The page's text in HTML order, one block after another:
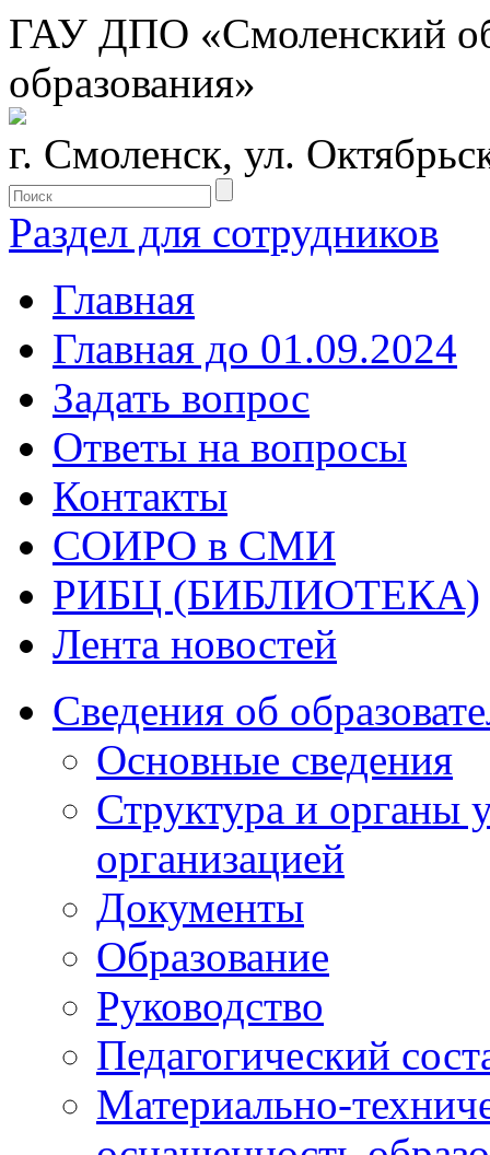
ГАУ ДПО «Смоленский
образования»
г. Смоленск, ул.
Раздел для сотрудников
Главная
Главная до 01.09.2024
Задать вопрос
Ответы на вопросы
Контакты
СОИРО в СМИ
РИБЦ (БИБЛИОТЕКА)
Лента новостей
Сведения об
Основные сведения
Структура и органы
организацией
Документы
Образование
Руководство
Педагогический
Материально-